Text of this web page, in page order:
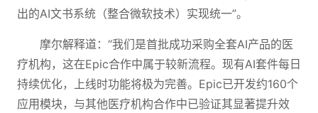
出的AI文书系统（整合微软技术）实现统一”。
摩尔解释道：“我们是首批成功采购全套AI产品的医
疗机构，这在Epic合作中属于较新流程。现有AI套件每日
持续优化，上线时功能将极为完善。Epic已开发约160个
应用模块，与其他医疗机构合作中已验证其显著提升效